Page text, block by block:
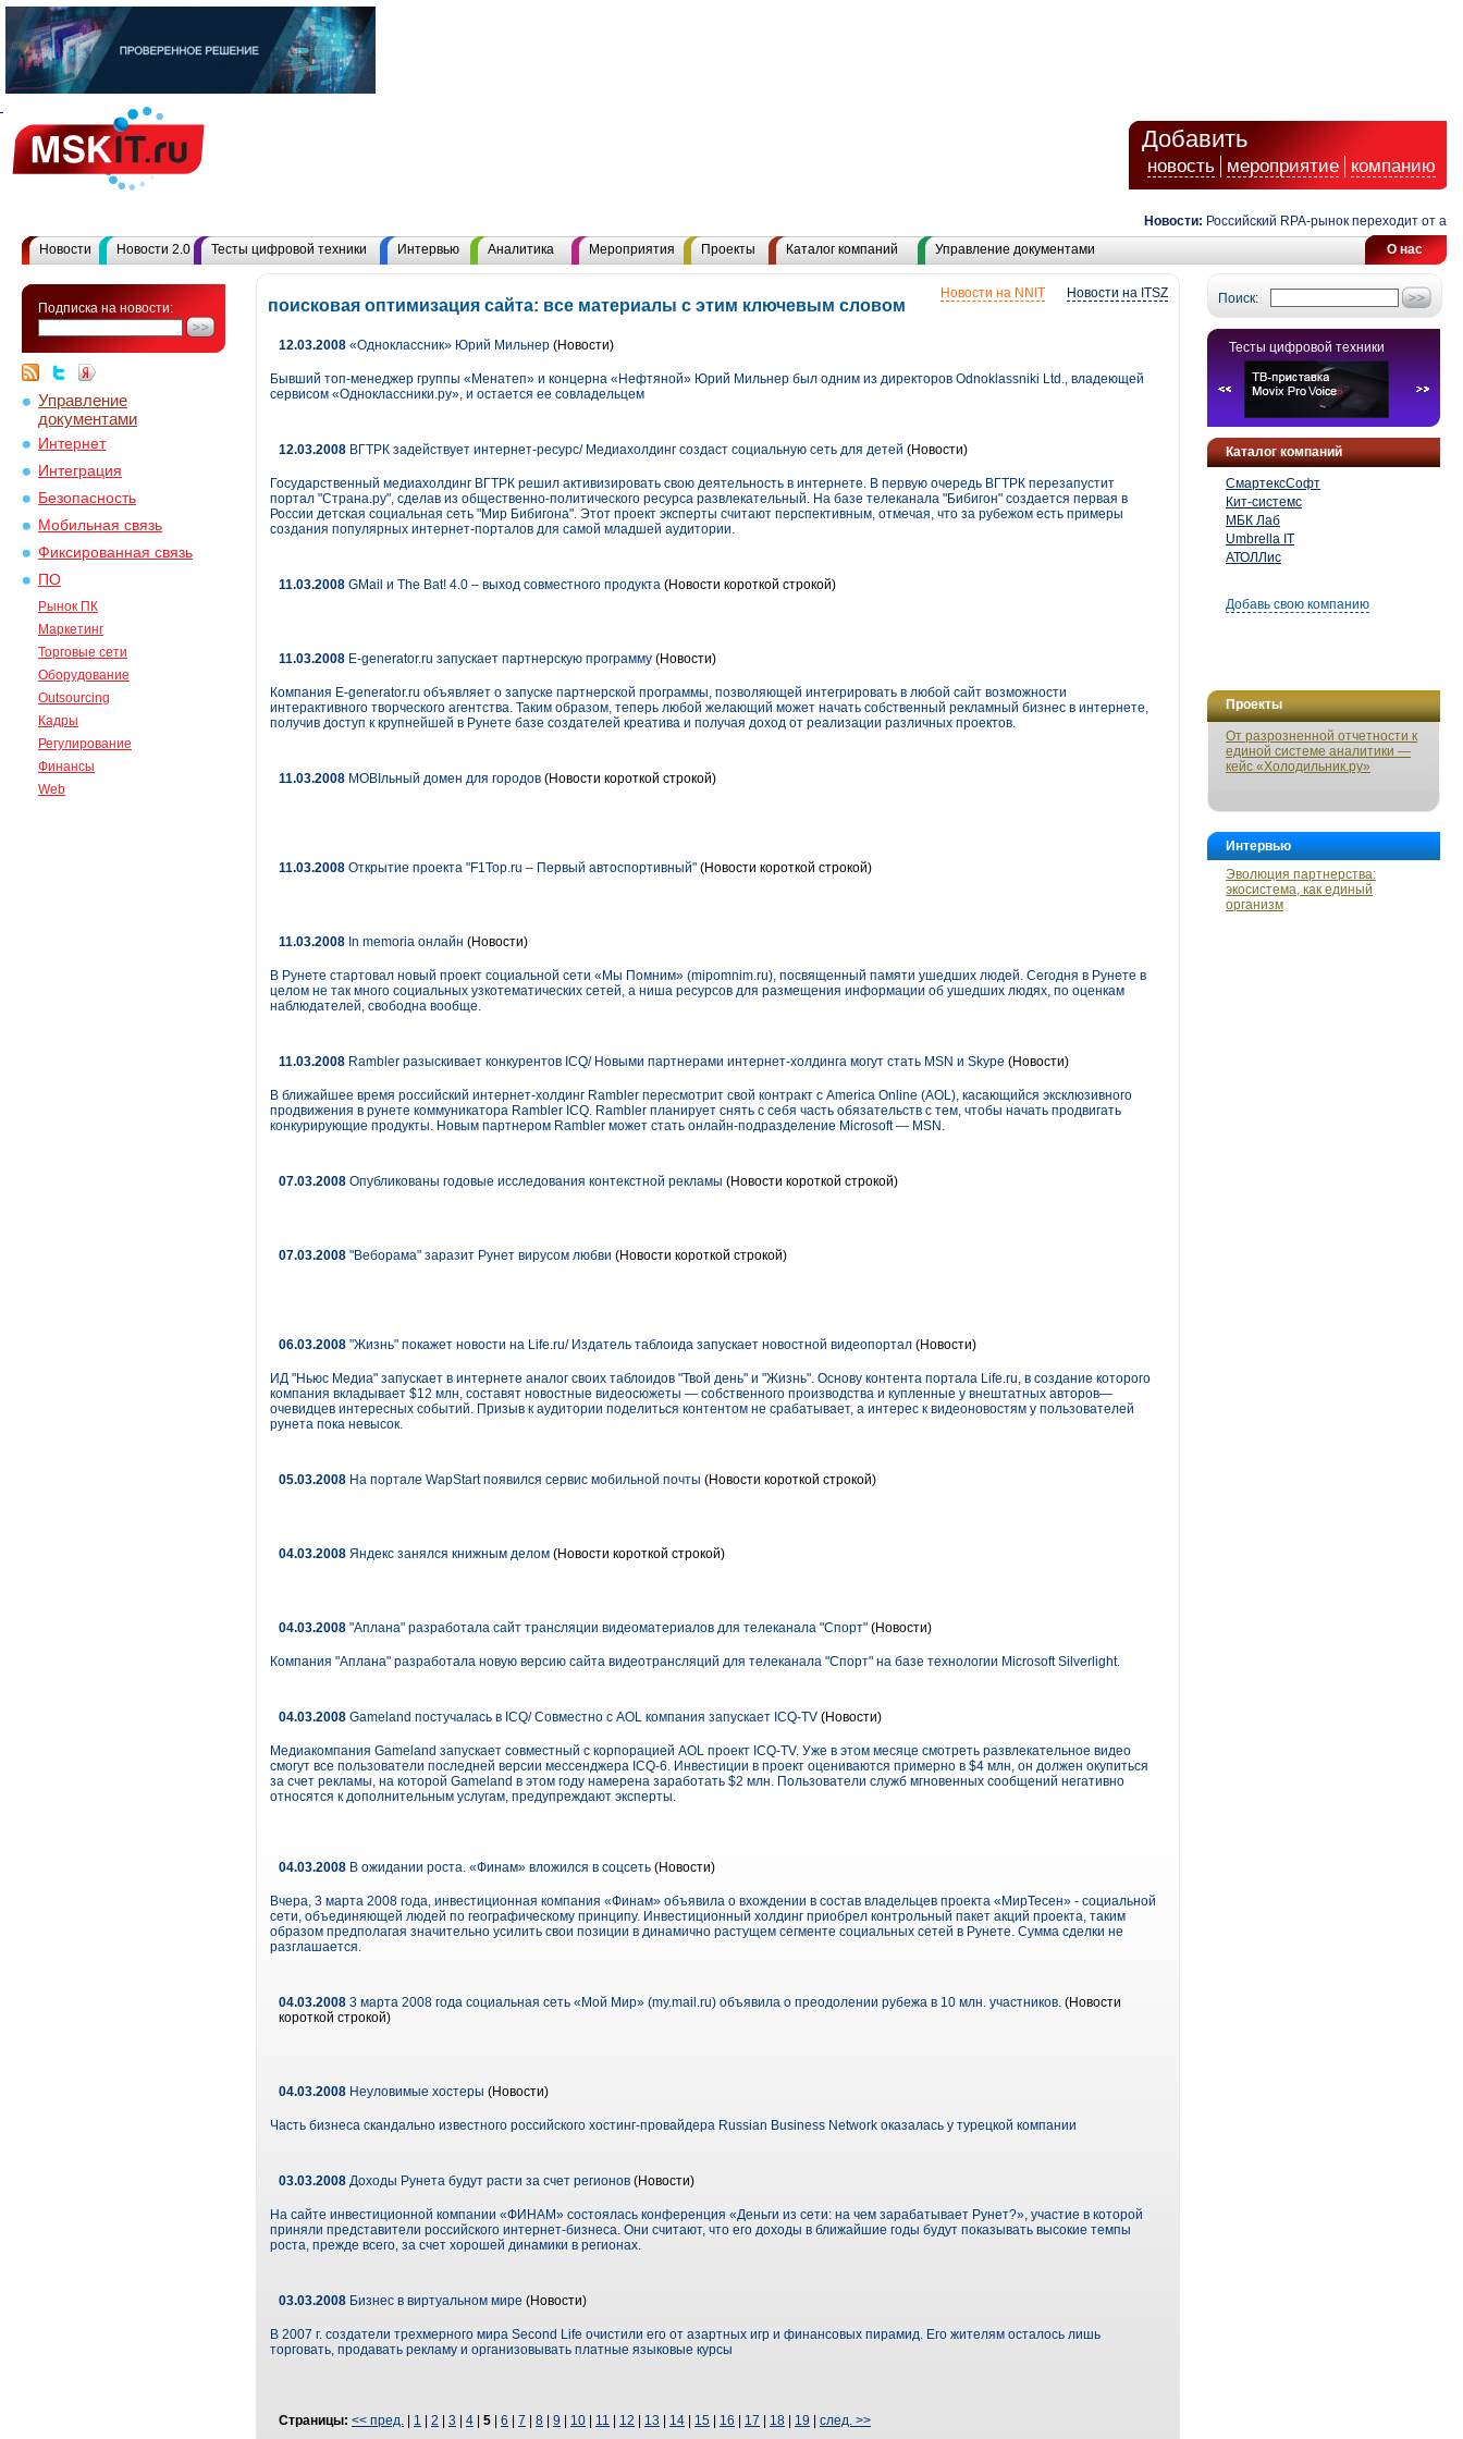
Добавить
новость мероприятие компанию
Новости: Российский RPA-рынок переходит от
О нас
Новости Новости 2.0 Тесты цифровой техники Интервью Аналитика Мероприятия Проекты Каталог компаний Управление документами
Подписка на новости:
Управление
документами
Интернет
Интеграция
Безопасность
Мобильная связь
Фиксированная связь
ПО
Рынок ПК
Маркетинг
Торговые сети
Оборудование
Outsourcing
Кадры
Регулирование
Финансы
Web
Поиск:
Тесты цифровой техники
Каталог компаний
СмартексСофт
Кит-системс
МБК Лаб
Umbrella IT
АТОЛЛис
Добавь свою компанию
Проекты
От разрозненной отчетности к
единой системе аналитики —
кейс «Холодильник.ру»
Интервью
Эволюция партнерства:
экосистема, как единый
организм
Новости на ITSZ
Новости на NNIT
поисковая оптимизация сайта: все материалы с этим ключевым словом
12.03.2008 «Одноклассник» Юрий Мильнер (Новости)
Бывший топ-менеджер группы «Менатеп» и концерна «Нефтяной» Юрий Мильнер был одним из директоров Odnoklassniki Ltd., владеющей
сервисом «Одноклассники.ру», и остается ее совладельцем
12.03.2008 ВГТРК задействует интернет-ресурс/ Медиахолдинг создаст социальную сеть для детей (Новости)
Государственный медиахолдинг ВГТРК решил активизировать свою деятельность в интернете. В первую очередь ВГТРК перезапустит
портал "Страна.ру", сделав из общественно-политического ресурса развлекательный. На базе телеканала "Бибигон" создается первая в
России детская социальная сеть "Мир Бибигона". Этот проект эксперты считают перспективным, отмечая, что за рубежом есть примеры
создания популярных интернет-порталов для самой младшей аудитории.
11.03.2008 GMail и The Bat! 4.0 – выход совместного продукта (Новости короткой строкой)
11.03.2008 E-generator.ru запускает партнерскую программу (Новости)
Компания E-generator.ru объявляет о запуске партнерской программы, позволяющей интегрировать в любой сайт возможности
интерактивного творческого агентства. Таким образом, теперь любой желающий может начать собственный рекламный бизнес в интернете,
получив доступ к крупнейшей в Рунете базе создателей креатива и получая доход от реализации различных проектов.
11.03.2008 MOBIльный домен для городов (Новости короткой строкой)
11.03.2008 Открытие проекта "F1Top.ru – Первый автоспортивный" (Новости короткой строкой)
11.03.2008 In memoria онлайн (Новости)
В Рунете стартовал новый проект социальной сети «Мы Помним» (mipomnim.ru), посвященный памяти ушедших людей. Сегодня в Рунете в
целом не так много социальных узкотематических сетей, а ниша ресурсов для размещения информации об ушедших людях, по оценкам
наблюдателей, свободна вообще.
11.03.2008 Rambler разыскивает конкурентов ICQ/ Новыми партнерами интернет-холдинга могут стать MSN и Skype (Новости)
В ближайшее время российский интернет-холдинг Rambler пересмотрит свой контракт с America Online (AOL), касающийся эксклюзивного
продвижения в рунете коммуникатора Rambler ICQ. Rambler планирует снять с себя часть обязательств с тем, чтобы начать продвигать
конкурирующие продукты. Новым партнером Rambler может стать онлайн-подразделение Microsoft — MSN.
07.03.2008 Опубликованы годовые исследования контекстной рекламы (Новости короткой строкой)
07.03.2008 "Веборама" заразит Рунет вирусом любви (Новости короткой строкой)
06.03.2008 "Жизнь" покажет новости на Life.ru/ Издатель таблоида запускает новостной видеопортал (Новости)
ИД "Ньюс Медиа" запускает в интернете аналог своих таблоидов "Твой день" и "Жизнь". Основу контента портала Life.ru, в создание которого
компания вкладывает $12 млн, составят новостные видеосюжеты — собственного производства и купленные у внештатных авторов—
очевидцев интересных событий. Призыв к аудитории поделиться контентом не срабатывает, а интерес к видеоновостям у пользователей
рунета пока невысок.
05.03.2008 На портале WapStart появился сервис мобильной почты (Новости короткой строкой)
04.03.2008 Яндекс занялся книжным делом (Новости короткой строкой)
04.03.2008 "Аплана" разработала сайт трансляции видеоматериалов для телеканала "Спорт" (Новости)
Компания "Аплана" разработала новую версию сайта видеотрансляций для телеканала "Спорт" на базе технологии Microsoft Silverlight.
04.03.2008 Gameland постучалась в ICQ/ Совместно с AOL компания запускает ICQ-TV (Новости)
Медиакомпания Gameland запускает совместный с корпорацией AOL проект ICQ-TV. Уже в этом месяце смотреть развлекательное видео
смогут все пользователи последней версии мессенджера ICQ-6. Инвестиции в проект оцениваются примерно в $4 млн, он должен окупиться
за счет рекламы, на которой Gameland в этом году намерена заработать $2 млн. Пользователи служб мгновенных сообщений негативно
относятся к дополнительным услугам, предупреждают эксперты.
04.03.2008 В ожидании роста. «Финам» вложился в соцсеть (Новости)
Вчера, 3 марта 2008 года, инвестиционная компания «Финам» объявила о вхождении в состав владельцев проекта «МирТесен» - социальной
сети, объединяющей людей по географическому принципу. Инвестиционный холдинг приобрел контрольный пакет акций проекта, таким
образом предполагая значительно усилить свои позиции в динамично растущем сегменте социальных сетей в Рунете. Сумма сделки не
разглашается.
04.03.2008 3 марта 2008 года социальная сеть «Мой Мир» (my.mail.ru) объявила о преодолении рубежа в 10 млн. участников. (Новости
короткой строкой)
04.03.2008 Неуловимые хостеры (Новости)
Часть бизнеса скандально известного российского хостинг-провайдера Russian Business Network оказалась у турецкой компании
03.03.2008 Доходы Рунета будут расти за счет регионов (Новости)
На сайте инвестиционной компании «ФИНАМ» состоялась конференция «Деньги из сети: на чем зарабатывает Рунет?», участие в которой
приняли представители российского интернет-бизнеса. Они считают, что его доходы в ближайшие годы будут показывать высокие темпы
роста, прежде всего, за счет хорошей динамики в регионах.
03.03.2008 Бизнес в виртуальном мире (Новости)
В 2007 г. создатели трехмерного мира Second Life очистили его от азартных игр и финансовых пирамид. Его жителям осталось лишь
торговать, продавать рекламу и организовывать платные языковые курсы
Страницы: << пред. 1 2 3 4 5 6 7 8 9 10 11 12 13 14 15 16 17 18 19 след. >>